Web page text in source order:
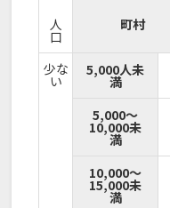
人
口
町村
少な
い
5,000人未
満
5,000～
10,000未
満
10,000～
15,000未
満